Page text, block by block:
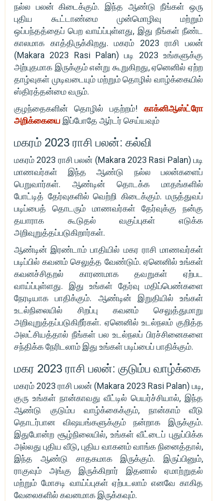
நல்ல பலன் கிடைக்கும். இந்த ஆண்டு நீங்கள் ஒரு
புதிய கூட்டாண்மை முன்மொழிவு மற்றும்
ஒப்பந்தத்தைப் பெற வாய்ப்புள்ளது, இது நீங்கள் நீண்ட
காலமாக காத்திருக்கிறது. மகரம் 2023 ராசி பலன்
(Makara 2023 Rasi Palan) படி 2023 உங்களுக்கு
அற்புதமாக இருக்கும் என்று கூறுகிறது, ஏனெனில் ஏற்ற
தாழ்வுகள் முடிவடையும் மற்றும் தொழில் வாழ்க்கையில்
ஸ்திரத்தன்மை வரும்.
குழந்தைகளின் தொழில் பதற்றம்! காக்னிஆஸ்ட்ரோ
அறிக்கையை இப்போதே ஆர்டர் செய்யவும்
மகரம் 2023 ராசி பலன்: கல்வி
மகரம் 2023 ராசி பலன் (Makara 2023 Rasi Palan) படி
மாணவர்கள் இந்த ஆண்டு நல்ல பலன்களைப்
பெறுவார்கள். ஆண்டின் தொடக்க மாதங்களில்
போட்டித் தேர்வுகளில் வெற்றி கிடைக்கும். மருத்துவப்
படிப்பைத் தொடரும் மாணவர்கள் தேர்வுக்கு நன்கு
தயாராக கூடுதல் வகுப்புகள் எடுக்க
அறிவுறுத்தப்படுகிறார்கள்.
ஆண்டின் இரண்டாம் பாதியில் மகர ராசி மாணவர்கள்
படிப்பில் கவனம் செலுத்த வேண்டும். ஏனெனில் உங்கள்
கவனச்சிதறல் காரணமாக தவறுகள் ஏற்பட
வாய்ப்புள்ளது. இது உங்கள் தேர்வு மதிப்பெண்களை
நேரடியாக பாதிக்கும். ஆண்டின் இறுதியில் உங்கள்
உடல்நிலையில் சிறப்பு கவனம் செலுத்துமாறு
அறிவுறுத்தப்படுகிறீர்கள். ஏனெனில் உடல்நலம் குறித்த
அலட்சியத்தால் நீங்கள் பல உடல்நலப் பிரச்சினைகளை
சந்திக்க நேரிடலாம் இது உங்கள் படிப்பைப் பாதிக்கும்.
மகர 2023 ராசி பலன்: குடும்ப வாழ்க்கை
மகரம் 2023 ராசி பலன் (Makara 2023 Rasi Palan) படி,
குரு உங்கள் நான்காவது வீட்டில் பெயர்ச்சியால், இந்த
ஆண்டு குடும்ப வாழ்க்கைக்கும், நான்காம் வீடு
தொடர்பான விஷயங்களுக்கும் நன்றாக இருக்கும்.
இதுபோன்ற சூழ்நிலையில், உங்கள் வீட்டைப் புதுப்பிக்க
அல்லது புதிய வீடு, புதிய வாகனம் வாங்க நினைத்தால்,
இந்த ஆண்டு சாதகமாக இருக்கும். இருப்பினும்,
ராகுவும் அங்கு இருக்கிறார் இதனால் ஏமாற்றுதல்
மற்றும் மோசடி வாய்ப்புகள் ஏற்படலாம் எனவே காகித
வேலைகளில் கவனமாக இருக்கவும்.